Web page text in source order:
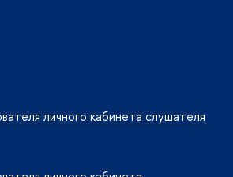
личного кабинета слушателя